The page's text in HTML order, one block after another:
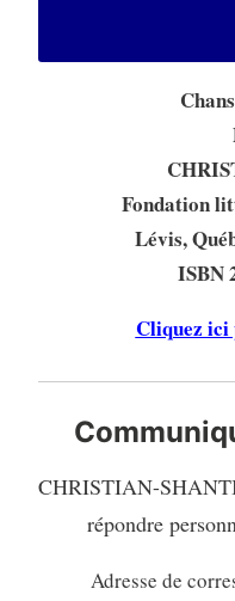
Fondation
Lévis,
ISBN
Cliquez ici
CHRISTIAN-
répondre
Adresse de